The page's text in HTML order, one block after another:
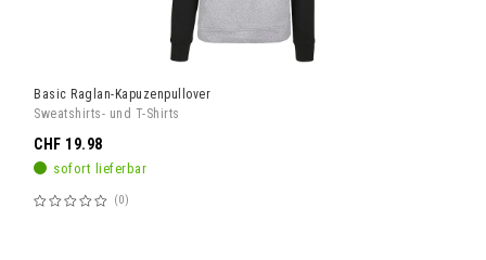
Basic Raglan-Kapuzenpullover
Sweatshirts- und T-Shirts
sofort lieferbar
Bewertung:
0
CHF 19.98